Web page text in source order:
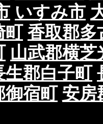
いすみ市
町 香取郡多
山武郡横芝
生郡白子町
御宿町 安房